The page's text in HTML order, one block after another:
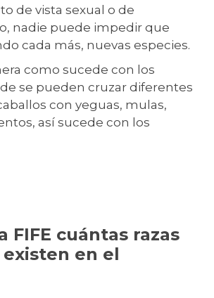
de vista sexual o de
nadie puede impedir que
cada más, nuevas especies.
como sucede con los
se pueden cruzar diferentes
con yeguas, mulas,
así sucede con los
FIFE cuántas razas
en el